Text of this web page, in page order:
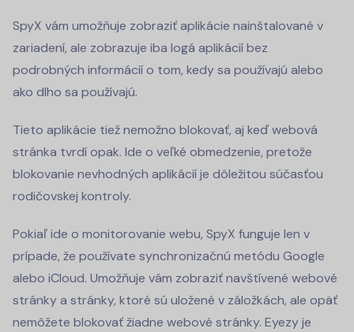
SpyX vám umožňuje zobraziť aplikácie nainštalované v
zariadení, ale zobrazuje iba logá aplikácií bez
podrobných informácií o tom, kedy sa používajú alebo
ako dlho sa používajú.
Tieto aplikácie tiež nemožno blokovať, aj keď webová
stránka tvrdí opak. Ide o veľké obmedzenie, pretože
blokovanie nevhodných aplikácií je dôležitou súčasťou
rodičovskej kontroly.
Pokiaľ ide o monitorovanie webu, SpyX funguje len v
prípade, že používate synchronizačnú metódu Google
alebo iCloud. Umožňuje vám zobraziť navštívené webové
stránky a stránky, ktoré sú uložené v záložkách, ale opäť
nemôžete blokovať žiadne webové stránky. Eyezy je